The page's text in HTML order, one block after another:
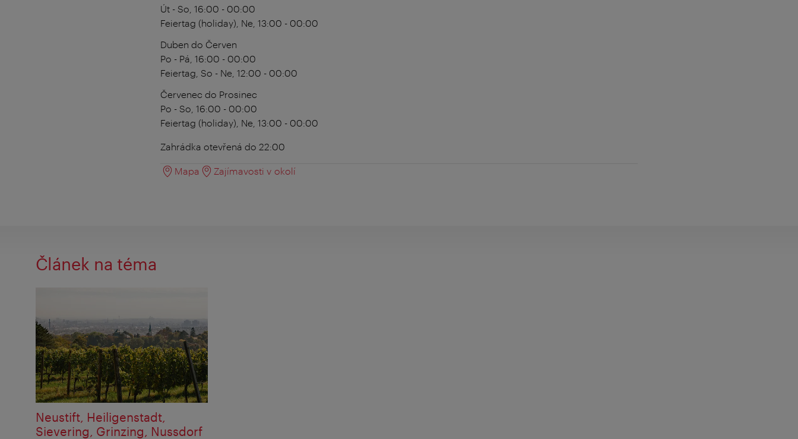
Út - So, 16:00 - 00:00
Feiertag (holiday), Ne, 13:00 - 00:00
Duben do Červen
Po - Pá, 16:00 - 00:00
Feiertag, So - Ne, 12:00 - 00:00
Červenec do Prosinec
Po - So, 16:00 - 00:00
Feiertag (holiday), Ne, 13:00 - 00:00
Zahrádka otevřená do 22:00
Mapa Zajímavosti v okolí
Článek na téma
Neustift, Heiligenstadt,
Sievering, Grinzing, Nussdorf